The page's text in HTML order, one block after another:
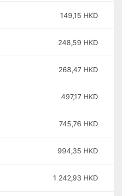
149,15 HKD
248,59 HKD
268,47 HKD
497,17 HKD
745,76 HKD
994,35 HKD
1 242,93 HKD